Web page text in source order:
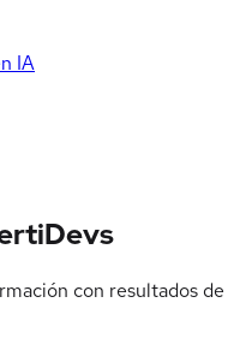
IA
con resultados de